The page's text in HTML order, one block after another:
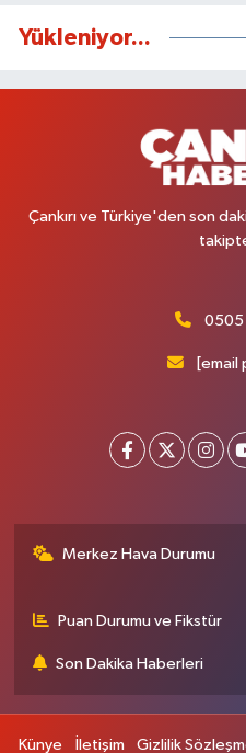
Yükleniyor...
Çankırı ve Türkiye'den son
0505
[email
Merkez Hava Durumu
Puan Durumu ve Fikstür
Son Dakika Haberleri
Künye İletişim Gizlilik